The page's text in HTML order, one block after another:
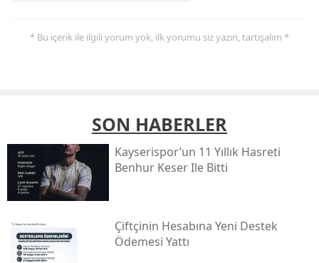
* Bu içerik ile ilgili yorum yok, ilk yorumu siz yazın, tartışalım *
SON HABERLER
Kayserispor’un 11 Yıllık Hasreti
Benhur Keser Ile Bitti
Çiftçinin Hesabına Yeni Destek
Ödemesi Yattı